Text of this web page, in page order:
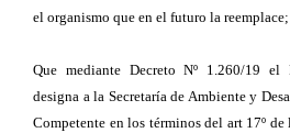
el organismo que en el futuro la reemplace;
Que mediante Decreto Nº 1.260/19 el
designa a la Secretaría de Ambiente y
Competente en los términos del art 17º